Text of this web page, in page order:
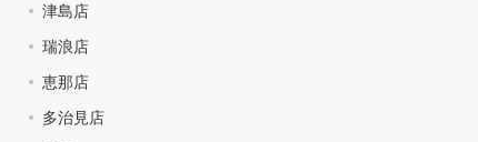
津島店
瑞浪店
恵那店
多治見店